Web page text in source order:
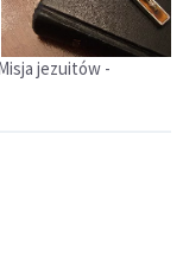
jezuitów -